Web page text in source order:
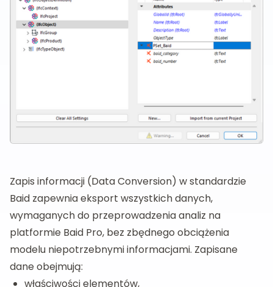
Zapis informacji (Data Conversion) w standardzie
Baid zapewnia eksport wszystkich danych,
wymaganych do przeprowadzenia analiz na
platformie Baid Pro, bez zbędnego obciążenia
modelu niepotrzebnymi informacjami. Zapisane
dane obejmują:
właściwości elementów,